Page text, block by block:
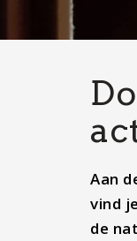
Aan
vind
de